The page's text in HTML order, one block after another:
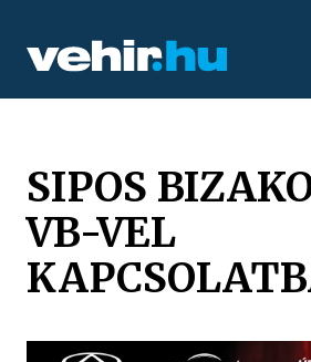
SIPOS
VB-VEL